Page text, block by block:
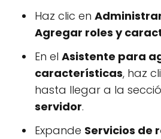
Haz clic en
Agregar roles y
En el Asistente para
características, haz
hasta llegar a la
servidor.
Expande Servicios de